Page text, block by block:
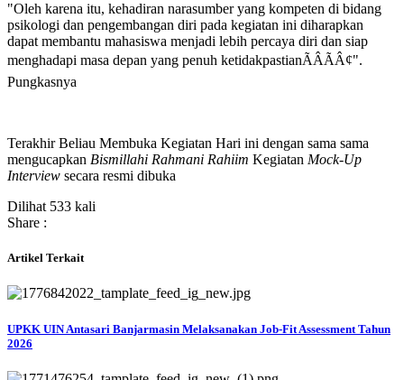
"Oleh karena itu, kehadiran narasumber yang kompeten di bidang
psikologi dan pengembangan diri pada kegiatan ini diharapkan
dapat membantu mahasiswa menjadi lebih percaya diri dan siap
menghadapi masa depan yang penuh ketidakpastianÃÂÃÂ¢".
Pungkasnya
Terakhir Beliau Membuka Kegiatan Hari ini dengan sama sama
mengucapkan Bismillahi Rahmani Rahiim Kegiatan Mock-Up
Interview secara resmi dibuka
Dilihat 533 kali
Share :
Artikel Terkait
UPKK UIN Antasari Banjarmasin Melaksanakan Job-Fit Assessment Tahun
2026